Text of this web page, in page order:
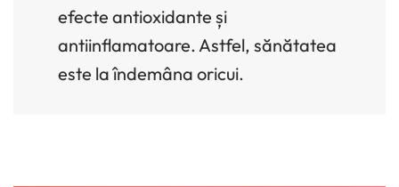
efecte antioxidante și
antiinflamatoare. Astfel, sănătatea
este la îndemâna oricui.